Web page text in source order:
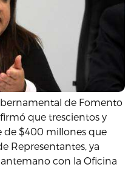
de Fomento
que trescientos y
de $400 millones que
Representantes, ya
con la Oficina